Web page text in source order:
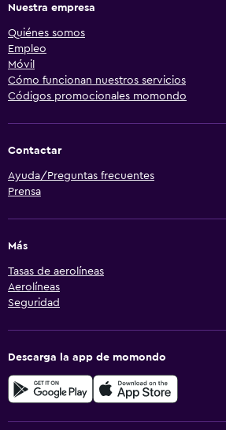
Nuestra empresa
Quiénes somos
Empleo
Móvil
Cómo funcionan nuestros servicios
Códigos promocionales momondo
Contactar
Ayuda/Preguntas frecuentes
Prensa
Más
Tasas de aerolíneas
Aerolíneas
Seguridad
Descarga la app de momondo